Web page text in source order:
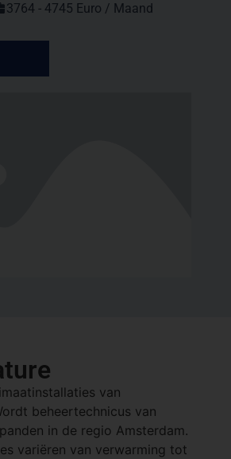
3764 - 4745 Euro / Maand
van
beheertechnicus van
in de regio Amsterdam.
variëren van verwarming tot